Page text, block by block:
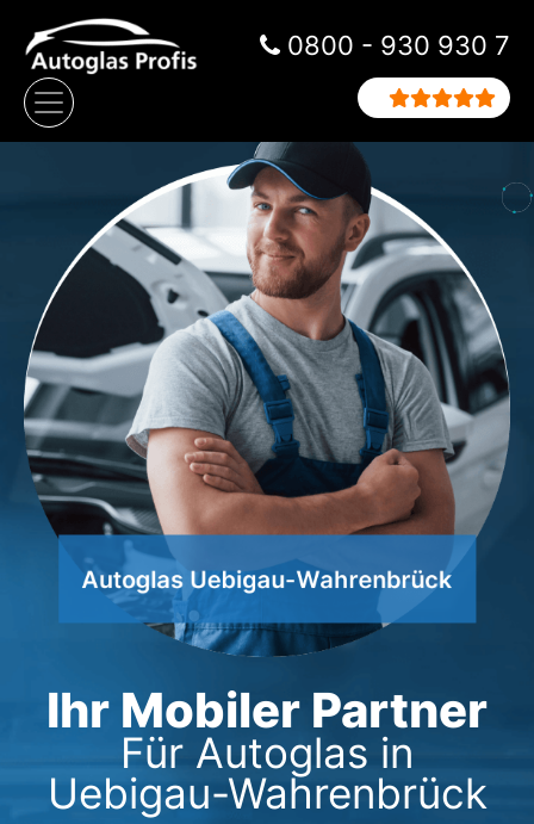
Zum Inhalt springen
Hauptnavigation
0800 - 930 930 7
Ihr Mobiler Partner
Für Autoglas in
Uebigau-Wahrenbrück